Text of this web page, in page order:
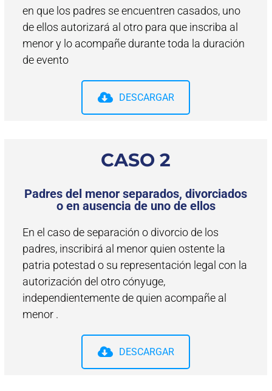
en que los padres se encuentren casados, uno
de ellos autorizará al otro para que inscriba al
menor y lo acompañe durante toda la duración
de evento
DESCARGAR
CASO 2
Padres del menor separados, divorciados
o en ausencia de uno de ellos
En el caso de separación o divorcio de los
padres, inscribirá al menor quien ostente la
patria potestad o su representación legal con la
autorización del otro cónyuge,
independientemente de quien acompañe al
menor .
DESCARGAR